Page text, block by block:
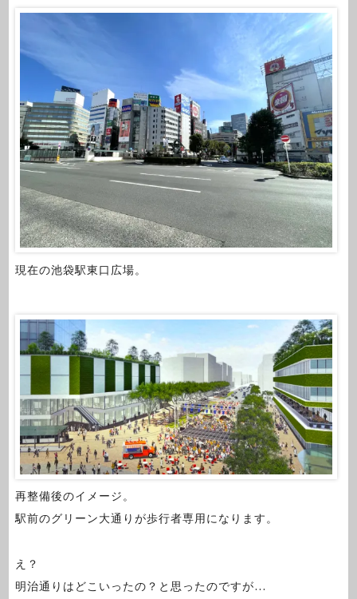
現在の池袋駅東口広場。
再整備後のイメージ。
駅前のグリーン大通りが歩行者専用になります。
え？
明治通りはどこいったの？と思ったのですが…